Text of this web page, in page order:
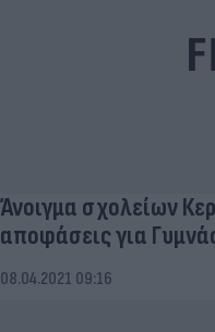
Άνοιγμα σχολείων
αποφάσεις για
08.04.2021 09:16